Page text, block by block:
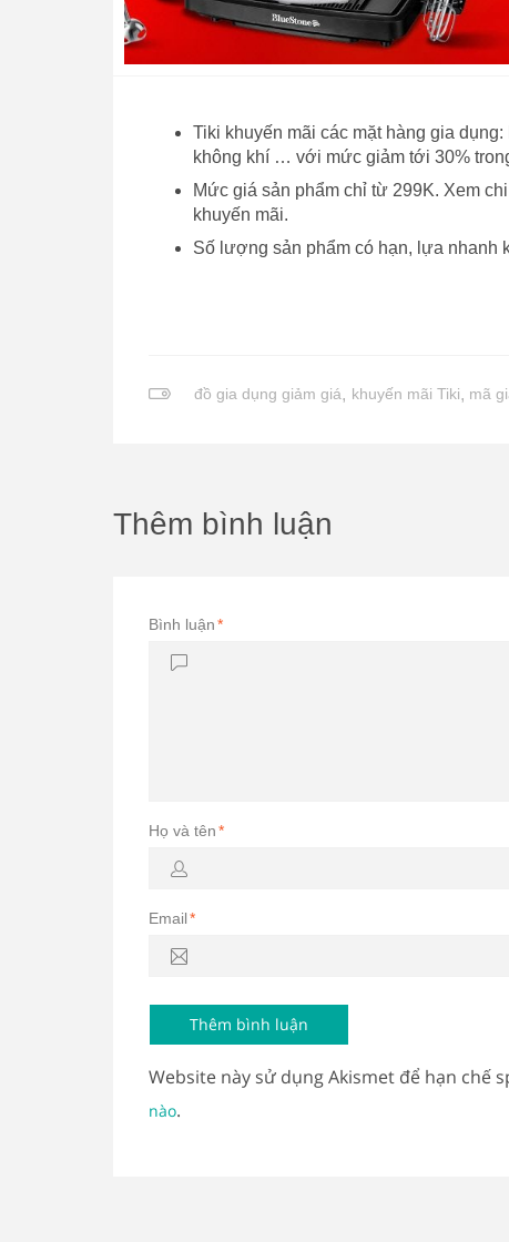
Tiki khuyến mãi các mặt hàng gia
không khí … với mức giảm tới 30%
Mức giá sản phẩm chỉ từ 299K. Xem
khuyến mãi.
Số lượng sản phẩm có hạn, lựa nhanh
đồ gia dụng giảm giá, khuyến mãi Tiki, mã
Thêm bình luận
Bình luận*
Họ và tên*
Email*
Website này sử dụng Akismet để hạn chế
nào.